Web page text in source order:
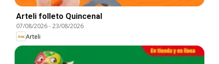
Arteli folleto Quincenal
07/08/2026-23/08/2026
Arteli